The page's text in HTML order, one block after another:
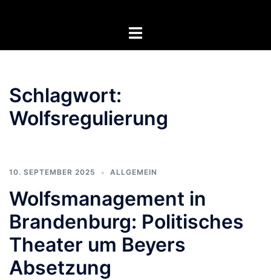
Menü
Schlagwort:
Wolfsregulierung
10. SEPTEMBER 2025 ALLGEMEIN
Wolfsmanagement in
Brandenburg: Politisches
Theater um Beyers
Absetzung